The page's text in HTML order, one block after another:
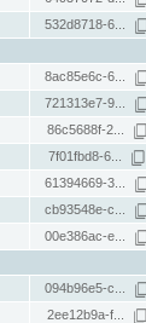
532d8718-6...
8ac85e6c-6...
721313e7-9...
86c5688f-2...
7f01fbd8-6...
61394669-3...
cb93548e-c...
00e386ac-e...
094b96e5-c...
2ee12b9a-f...